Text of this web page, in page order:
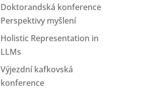
Doktorandská konference
Perspektivy myšlení
Holistic Representation in
LLMs
Výjezdní kafkovská
konference